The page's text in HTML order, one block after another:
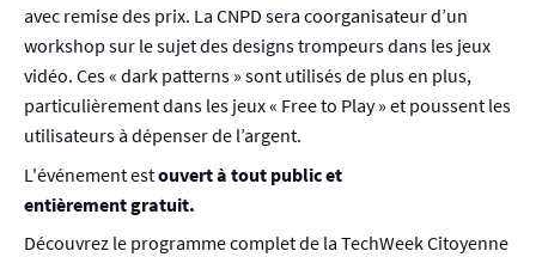
avec remise des prix. La CNPD sera coorganisateur d’un
workshop sur le sujet des designs trompeurs dans les jeux
vidéo. Ces « dark patterns » sont utilisés de plus en plus,
particulièrement dans les jeux « Free to Play » et poussent les
utilisateurs à dépenser de l’argent.
L'événement estouvert à tout public et
entièrement gratuit.
Découvrez le programme complet de la TechWeek Citoyenne